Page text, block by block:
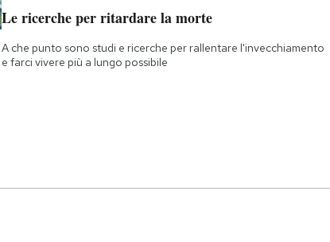
Le ricerche per ritardare la morte
A che punto sono studi e ricerche per rallentare l'invecchiamento
e farci vivere più a lungo possibile